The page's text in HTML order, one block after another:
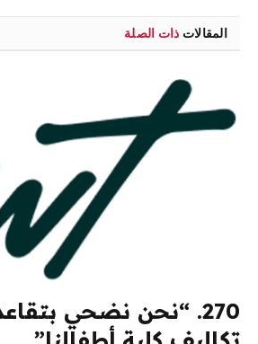
المقالات ذات الصلة
270. “نحن نضحي